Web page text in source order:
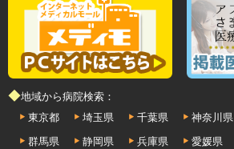
◆地域から病院検索：
東京都
埼玉県 千葉県 神奈川県
群馬県
静岡県 兵庫県 愛媛県